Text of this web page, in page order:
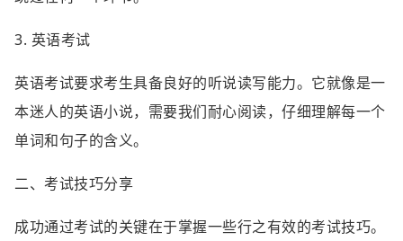
3. 英语考试
英语考试要求考生具备良好的听说读写能力。它就像是一
本迷人的英语小说，需要我们耐心阅读，仔细理解每一个
单词和句子的含义。
二、考试技巧分享
成功通过考试的关键在于掌握一些行之有效的考试技巧。